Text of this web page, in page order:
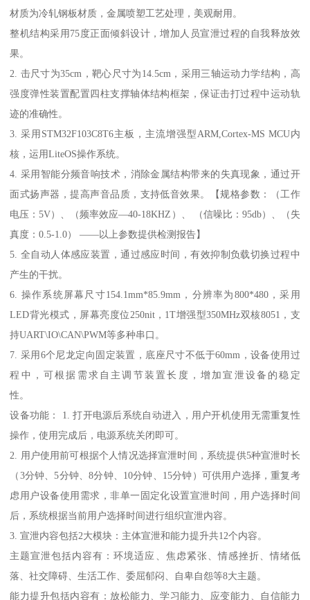
材质为冷轧钢板材质，金属喷塑工艺处理，美观耐用。
整机结构采用75度正面倾斜设计，增加人员宣泄过程的自我释放效
果。
2. 击尺寸为35cm，靶心尺寸为14.5cm，采用三轴运动力学结构，高
强度弹性装置配置四柱支撑轴体结构框架，保证击打过程中运动轨
迹的准确性。
3. 采用STM32F103C8T6主板，主流增强型ARM,Cortex-MS MCU内
核，运用LiteOS操作系统。
4. 采用智能分频音响技术，消除金属结构带来的失真现象，通过开
面式扬声器，提高声音品质，支持低音效果。【规格参数：（工作
电压：5V）、（频率效应—40-18KHZ）、 （信噪比：95db）、（失
真度：0.5-1.0） ——以上参数提供检测报告】
5. 全自动人体感应装置，通过感应时间，有效抑制负载切换过程中
产生的干扰。
6. 操作系统屏幕尺寸154.1mm*85.9mm，分辨率为800*480，采用
LED背光模式，屏幕亮度位250nit，1T增强型350MHz双核8051，支
持UART\IO\CAN\PWM等多种串口。
7. 采用6个尼龙定向固定装置，底座尺寸不低于60mm，设备使用过
程中，可根据需求自主调节装置长度，增加宣泄设备的稳定
性。
设备功能： 1. 打开电源后系统自动进入，用户开机使用无需重复性
操作，使用完成后，电源系统关闭即可。
2. 用户使用前可根据个人情况选择宣泄时间，系统提供5种宣泄时长
（3分钟、5分钟、8分钟、10分钟、15分钟）可供用户选择，重复考
虑用户设备使用需求，非单一固定化设置宣泄时间，用户选择时间
后，系统根据当前用户选择时间进行组织宣泄内容。
3. 宣泄内容包括2大模块：主体宣泄和能力提升共12个内容。
主题宣泄包括内容有：环境适应、焦虑紧张、情感挫折、情绪低
落、社交障碍、生活工作、委屈郁闷、自卑自怨等8大主题。
能力提升包括内容有：放松能力、学习能力、应变能力、自信能力